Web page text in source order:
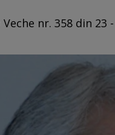
nr. 358 din 23